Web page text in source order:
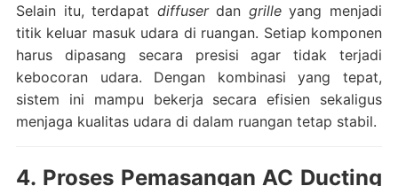
Selain itu, terdapat diffuserdan grilleyang menjadi
titik keluar masuk udara di ruangan. Setiap komponen
harus dipasang secara presisi agar tidak terjadi
kebocoran udara. Dengan kombinasi yang tepat,
sistem ini mampu bekerja secara efisien sekaligus
menjaga kualitas udara di dalam ruangan tetap stabil.
4. Proses Pemasangan AC Ducting